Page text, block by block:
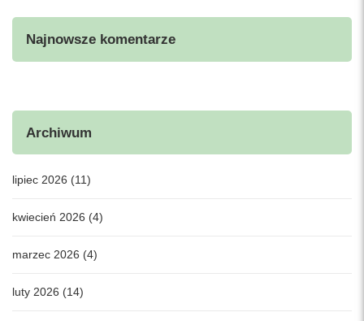
Najnowsze komentarze
Archiwum
lipiec 2026 (11)
kwiecień 2026 (4)
marzec 2026 (4)
luty 2026 (14)